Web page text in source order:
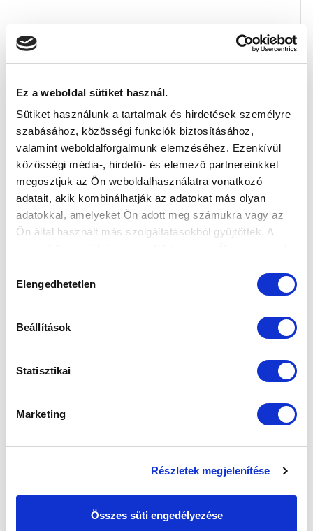
Ez a weboldal sütiket használ.
Sütiket használunk a tartalmak és hirdetések személyre
szabásához, közösségi funkciók biztosításához,
valamint weboldalforgalmunk elemzéséhez. Ezenkívül
közösségi média-, hirdető- és elemező partnereinkkel
megosztjuk az Ön weboldalhasználatra vonatkozó
adatait, akik kombinálhatják az adatokat más olyan
adatokkal, amelyeket Ön adott meg számukra vagy az
Ön által használt más szolgáltatásokból gyűjtöttek. A
kiválasztása
Elengedhetetlen
Beállítások
Statisztikai
Marketing
Részletek megjelenítése
Összes süti engedélyezése
INDÍTOTTUK A SZEZONT
legyőzésével kezdte az idényt.
KÖVETKEZŐ MÉRKŐZÉS
ÚJ HIDEGKUTI NÁNDOR STADION